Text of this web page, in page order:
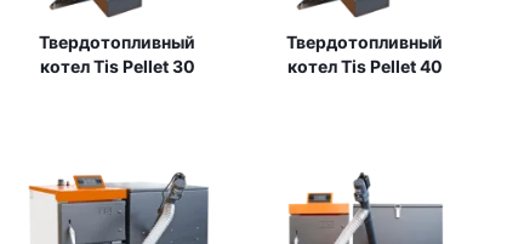
Твердотопливный
котел Tis Pellet 30
Твердотопливный
котел Tis Pellet 40